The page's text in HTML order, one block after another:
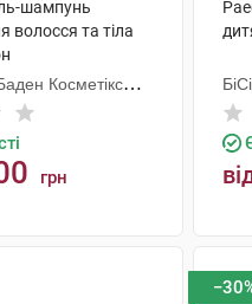
шампунь
волосся та тіла
Косметікс
грн